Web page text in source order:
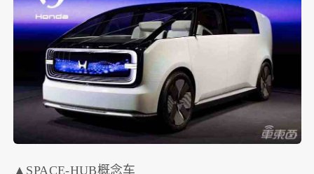
▲SPACE-HUB概念车